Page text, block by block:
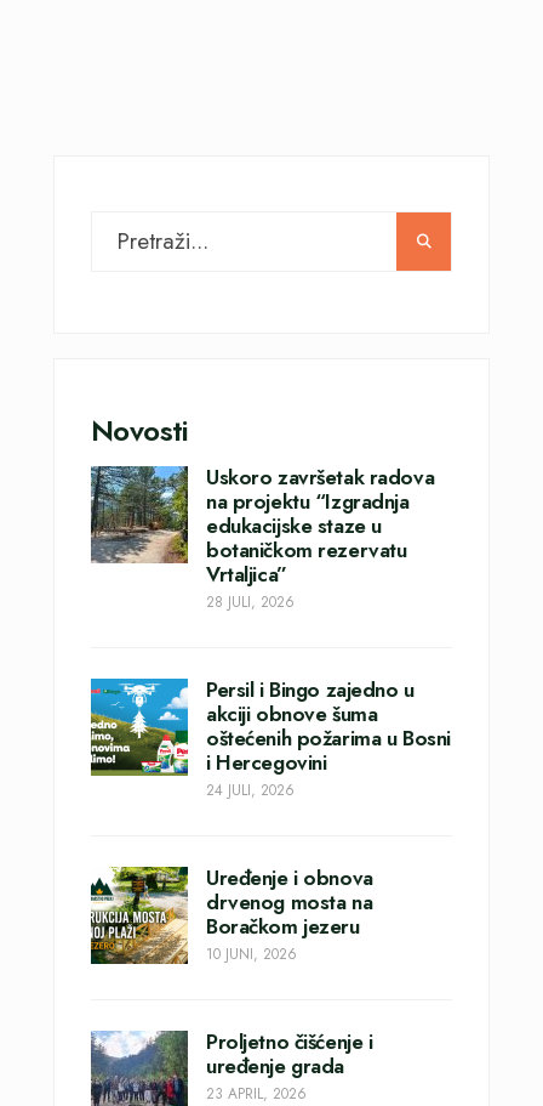
Novosti
Uskoro završetak radova
na projektu “Izgradnja
edukacijske staze u
botaničkom rezervatu
Vrtaljica”
28 JULI, 2026
Persil i Bingo zajedno u
akciji obnove šuma
oštećenih požarima u Bosni
i Hercegovini
24 JULI, 2026
Uređenje i obnova
drvenog mosta na
Boračkom jezeru
10 JUNI, 2026
Proljetno čišćenje i
uređenje grada
23 APRIL, 2026